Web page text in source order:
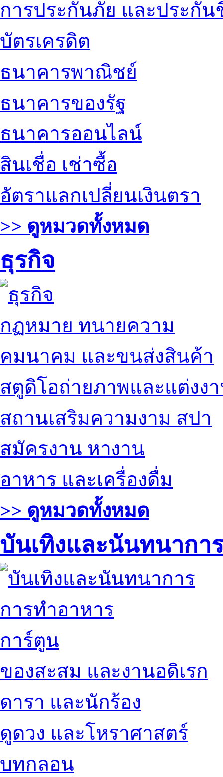
การประกันภัย และประกัน
บัตรเครดิต
ธนาคารพาณิชย์
ธนาคารของรัฐ
ธนาคารออนไลน์
สินเชื่อ เช่าซื้อ
อัตราแลกเปลี่ยนเงินตรา
>> ดูหมวดทั้งหมด
ธุรกิจ
กฏหมาย ทนายความ
คมนาคม และขนส่งสินค้า
สตูดิโอถ่ายภาพและแต่งง
สถานเสริมความงาม สปา
สมัครงาน หางาน
อาหาร และเครื่องดื่ม
>> ดูหมวดทั้งหมด
บันเทิงและนันทนาการ
การทำอาหาร
การ์ตูน
ของสะสม และงานอดิเรก
ดารา และนักร้อง
ดูดวง และโหราศาสตร์
บทกลอน